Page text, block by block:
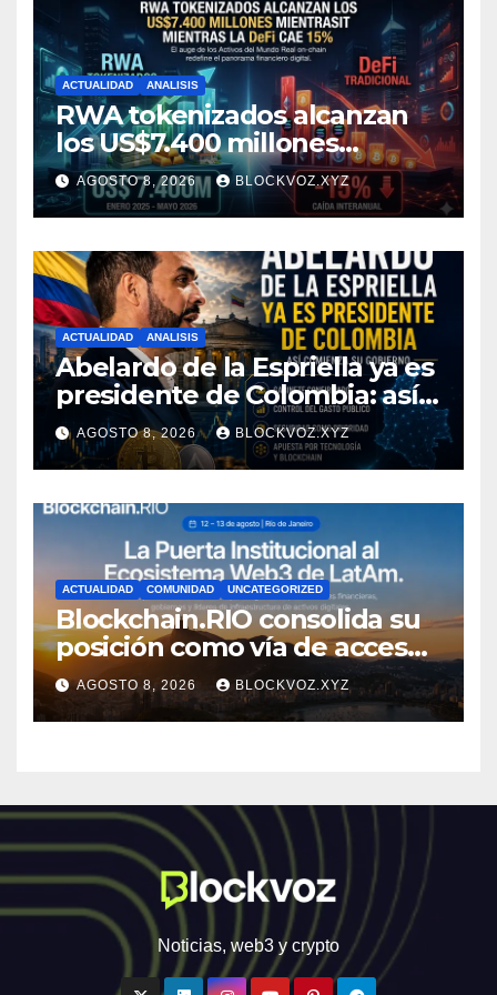
ACTUALIDAD ANALISIS
RWA tokenizados alcanzan
los US$7.400 millones
mientras la DeFi cae 15%
AGOSTO 8, 2026 BLOCKVOZ.XYZ
ACTUALIDAD ANALISIS
Abelardo de la Espriella ya es
presidente de Colombia: así
comienza su gobierno y qué
puede cambiar para la
economía y el sector cripto
AGOSTO 8, 2026 BLOCKVOZ.XYZ
ACTUALIDAD COMUNIDAD UNCATEGORIZED
Blockchain.RIO consolida su
posición como vía de acceso
institucional a la
infraestructura financiera
digital de América Latina
AGOSTO 8, 2026 BLOCKVOZ.XYZ
Noticias, web3 y crypto